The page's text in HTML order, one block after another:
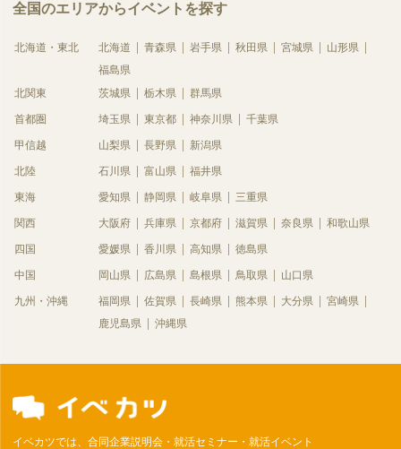
全国のエリアからイベントを探す
北海道・東北 北海道 青森県 岩手県 秋田県 宮城県
山形県
福島県
北関東
茨城県 栃木県 群馬県
首都圏 埼玉県 東京都 神奈川県 千葉県
甲信越 山梨県 長野県 新潟県
北陸 石川県 富山県 福井県
東海 愛知県 静岡県 岐阜県 三重県
関西 大阪府 兵庫県 京都府 滋賀県 奈良県 和歌山県
四国 愛媛県 香川県 高知県 徳島県
中国 岡山県 広島県 島根県 鳥取県 山口県
九州・沖縄 福岡県 佐賀県 長崎県 熊本県 大分県
宮崎県
鹿児島県
沖縄県
イベカツでは、合同企業説明会・就活セミナー・就活イベント